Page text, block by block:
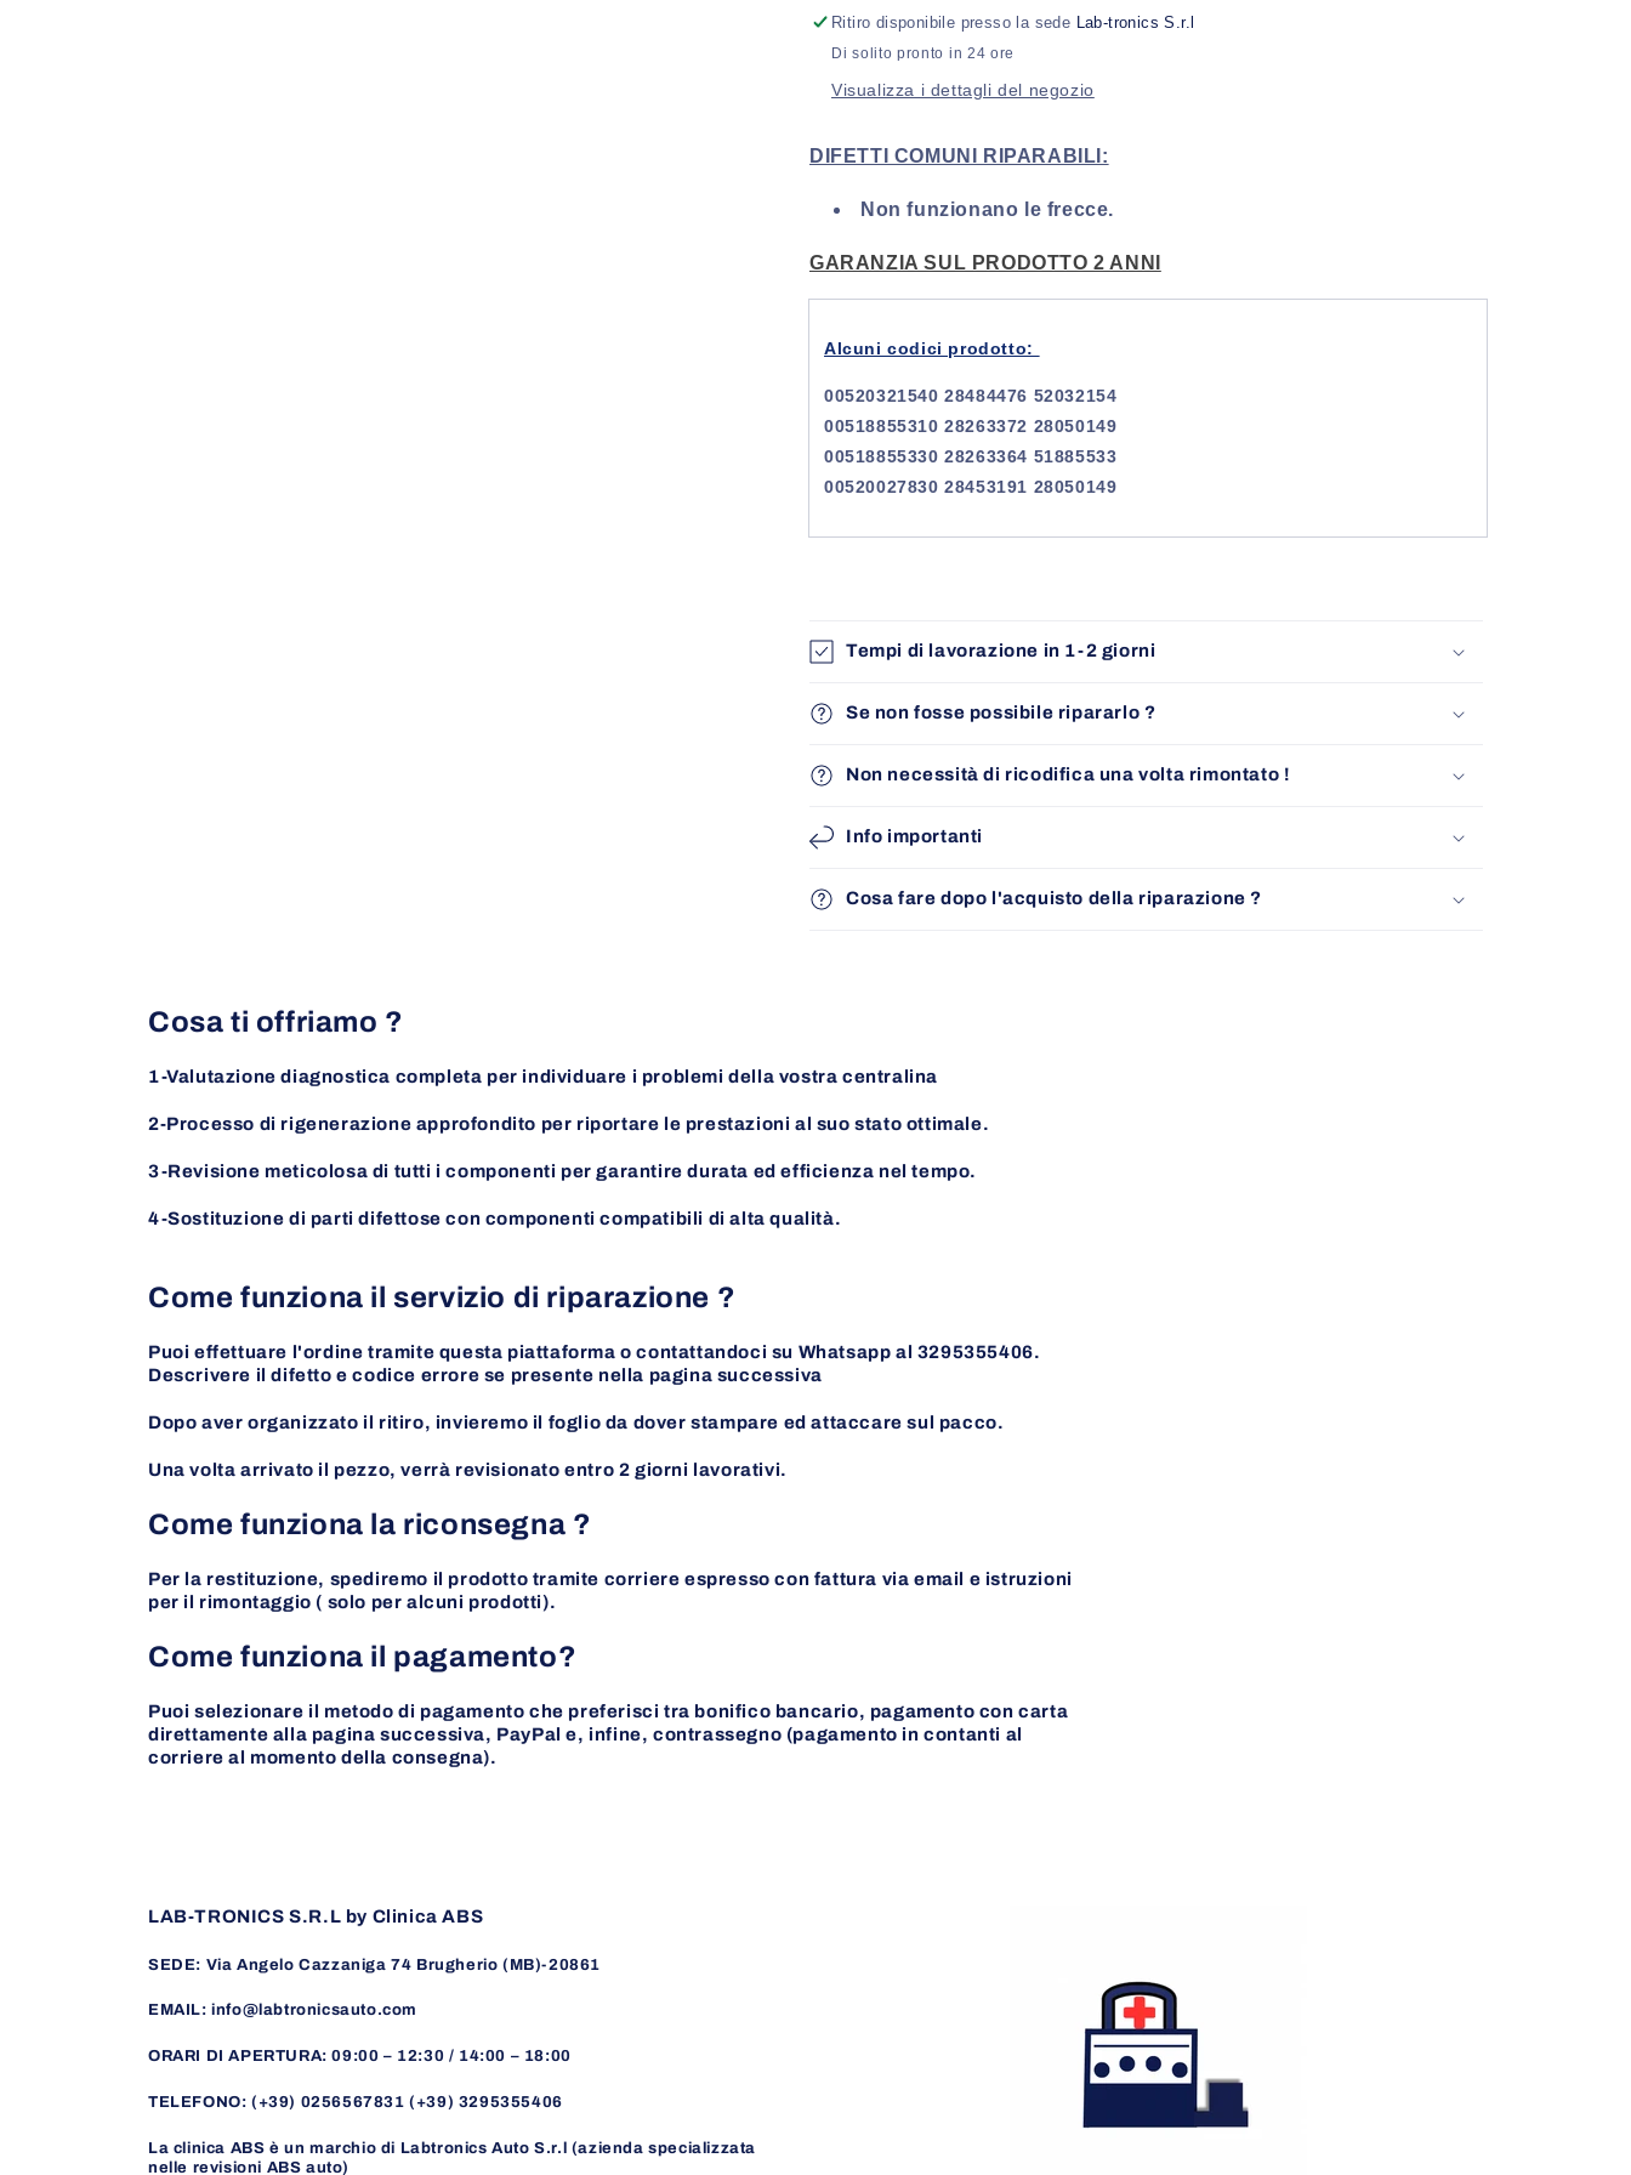
computer
Fiat
223
2005)
computer
Fiat
223
2005)
Ritiro disponibile presso la sede Lab-tronics S.r.l
Di solito pronto in 24 ore
Visualizza i dettagli del negozio
DIFETTI COMUNI RIPARABILI:
Non funzionano le frecce.
GARANZIA SUL PRODOTTO 2 ANNI
Alcuni codici prodotto:
00520321540 28484476 52032154
00518855310 28263372 28050149
00518855330 28263364 51885533
00520027830 28453191 28050149
Tempi di lavorazione in 1-2 giorni
Se non fosse possibile ripararlo ?
Non necessità di ricodifica una volta rimontato !
Info importanti
Cosa fare dopo l'acquisto della riparazione ?
Cosa ti offriamo ?
1-Valutazione diagnostica completa per individuare i problemi della vostra centralina
2-Processo di rigenerazione approfondito per riportare le prestazioni al suo stato ottimale.
3-Revisione meticolosa di tutti i componenti per garantire durata ed efficienza nel tempo.
4-Sostituzione di parti difettose con componenti compatibili di alta qualità.
Come funziona il servizio di riparazione ?
Puoi effettuare l'ordine tramite questa piattaforma o contattandoci su Whatsapp al 3295355406.
Descrivere il difetto e codice errore se presente nella pagina successiva
Dopo aver organizzato il ritiro, invieremo il foglio da dover stampare ed attaccare sul pacco.
Una volta arrivato il pezzo, verrà revisionato entro 2 giorni lavorativi.
Come funziona la riconsegna ?
Per la restituzione, spediremo il prodotto tramite corriere espresso con fattura via email e istruzioni
per il rimontaggio ( solo per alcuni prodotti).
Come funziona il pagamento?
Puoi selezionare il metodo di pagamento che preferisci tra bonifico bancario, pagamento con carta
direttamente alla pagina successiva, PayPal e, infine, contrassegno (pagamento in contanti al
corriere al momento della consegna).
LAB-TRONICS S.R.L by Clinica ABS
SEDE: Via Angelo Cazzaniga 74 Brugherio (MB)-20861
EMAIL: info@labtronicsauto.com
ORARI DI APERTURA: 09:00 – 12:30 / 14:00 – 18:00
TELEFONO: (+39) 0256567831 (+39) 3295355406
La clinica ABS è un marchio di Labtronics Auto S.r.l (azienda specializzata
nelle revisioni ABS auto)